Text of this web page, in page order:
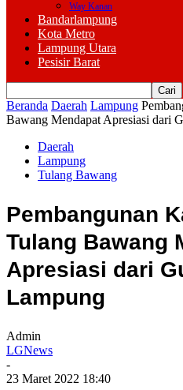
Way Kanan
Bandarlampung
Kota Metro
Lampung Utara
Pesisir Barat
Beranda Daerah Lampung
Bawang Mendapat Apresiasi dari
Daerah
Lampung
Tulang Bawang
Pembangunan
Tulang Bawang
Apresiasi dari
Lampung
Admin
LGNews
-
23 Maret 2022 18:40